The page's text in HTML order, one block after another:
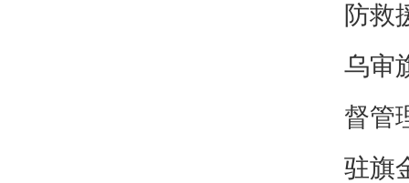
防救
乌审
督管
驻旗